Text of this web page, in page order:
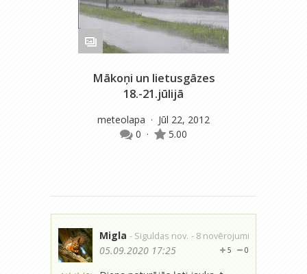
Mākoņi un lietusgāzes
18.-21.jūlijā
meteolapa · Jūl 22, 2012
0 · 5.00
Migla - Siguldas nov. - 8 novērojumi
0
5
05.09.2020 17:25